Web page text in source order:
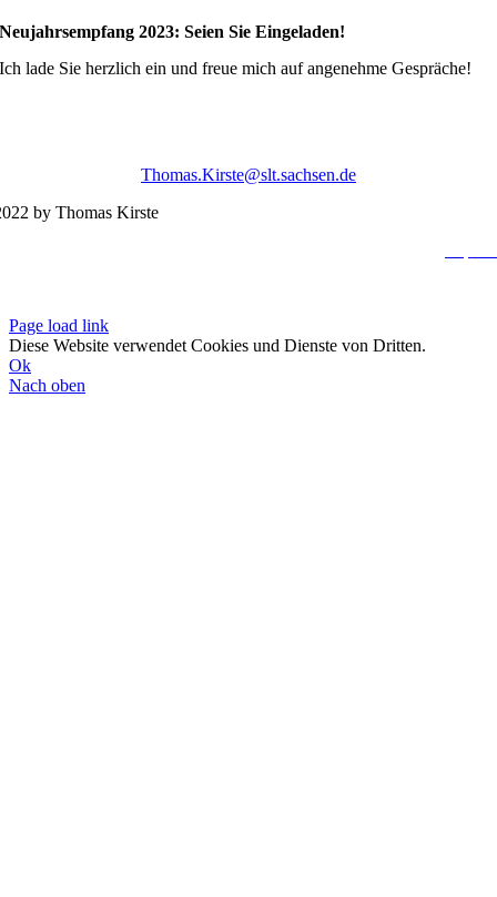
Neujahrsempfang 2023: Seien Sie Eingeladen!
Ich lade Sie herzlich ein und freue mich auf angenehme Gespräche!
Thomas.Kirste@slt.sachsen.de
by Thomas Kirste
Page load link
Diese Website verwendet Cookies und Dienste von Dritten.
Ok
Nach oben